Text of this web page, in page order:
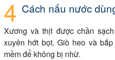
Cách nấu nước
Xương và thịt được chần
xuyên hớt bọt. Giò heo và
mềm để không bị nhừ.